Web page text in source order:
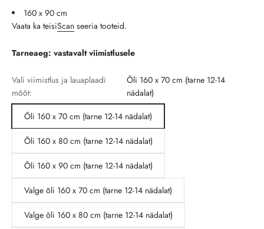
160 x 90 cm
Vaata ka teisiScan seeria tooteid.
Tarneaeg: vastavalt viimistlusele
Vali viimistlus ja lauaplaadi
mõõt:
Õli 160 x 70 cm (tarne 12-14
nädalat)
Õli 160 x 70 cm (tarne 12-14 nädalat)
Õli 160 x 80 cm (tarne 12-14 nädalat)
Õli 160 x 90 cm (tarne 12-14 nädalat)
Valge õli 160 x 70 cm (tarne 12-14 nädalat)
Valge õli 160 x 80 cm (tarne 12-14 nädalat)